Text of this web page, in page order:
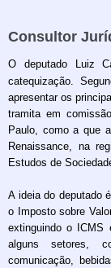
Consultor
O deputado Luiz
catequização.
apresentar os
tramita em
Paulo, como a que
Renaissance, na
Estudos de
A ideia do deputado
o Imposto sobre
extinguindo o
alguns setores,
comunicação,